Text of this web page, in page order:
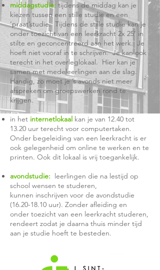
middagstudie: tijdens de middag kan je
kiezen tussen een stille studie en een
‘praat’studie. Tijdens de stille studie kan je
onder toezicht van een leerkracht 2x 25’ in
stilte en geconcentreerd aan het werk. Je
hoeft niet vooraf in te schrijven. Je kan ook
terecht in het overleglokaal. Hier kan je
samen met medeleerlingen aan de slag.
Handig, zo moet je ’s avonds niet meer
afspreken om groepswerken rond te
krijgen.
in het internetlokaal kan je van 12.40 tot
13.20 uur terecht voor computertaken.
Onder begeleiding van een leerkracht is er
ook gelegenheid om online te werken en te
printen. Ook dit lokaal is vrij toegankelijk.
avondstudie: leerlingen die na lestijd op
school wensen te studeren,
kunnen inschrijven voor de avondstudie
(16.20-18.10 uur). Zonder afleiding en
onder toezicht van een leerkracht studeren,
rendeert zodat je daarna thuis minder tijd
aan je studie hoeft te besteden.